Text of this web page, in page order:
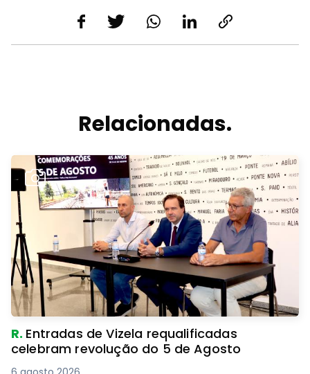
Relacionadas.
R. Entradas de Vizela requalificadas
celebram revolução do 5 de Agosto